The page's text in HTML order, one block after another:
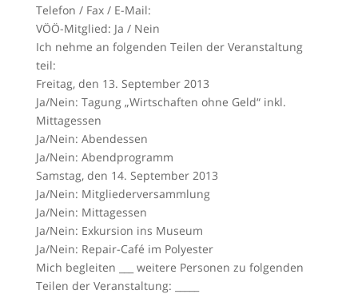
Telefon / Fax / E-Mail:
VÖÖ-Mitglied: Ja / Nein
Ich nehme an folgenden Teilen der Veranstaltung
teil:
Freitag, den 13. September 2013
Ja/Nein: Tagung „Wirtschaften ohne Geld“ inkl.
Mittagessen
Ja/Nein: Abendessen
Ja/Nein: Abendprogramm
Samstag, den 14. September 2013
Ja/Nein: Mitgliederversammlung
Ja/Nein: Mittagessen
Ja/Nein: Exkursion ins Museum
Ja/Nein: Repair-Café im Polyester
Mich begleiten ___ weitere Personen zu folgenden
Teilen der Veranstaltung: _____